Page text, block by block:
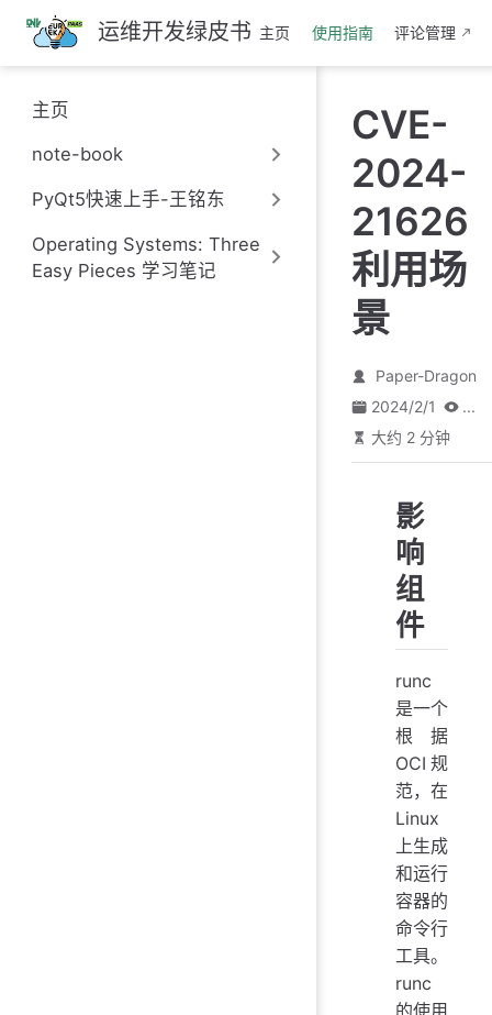
跳
至
主
要
內
运维开发绿皮书 主页 使用指南 评论管理
主页
note-book
PyQt5快速上手-王铭东
Operating Systems: Three
Easy Pieces 学习笔记
CVE-
2024-
21626
利用场
景
Paper-Dragon
2024/2/1
...
大约 2 分钟
影
响
组
件
runc
是一个
根据
OCI规
范，在
Linux
上生成
和运行
容器的
命令行
工具。
runc
的使用